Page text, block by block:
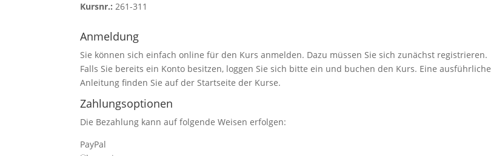
Kursnr.: 261-311
Anmeldung
Sie können sich einfach online für den Kurs anmelden. Dazu müssen Sie sich zunächst registrieren.
Falls Sie bereits ein Konto besitzen, loggen Sie sich bitte ein und buchen den Kurs. Eine ausführliche
Anleitung finden Sie auf der Startseite der Kurse.
Zahlungsoptionen
Die Bezahlung kann auf folgende Weisen erfolgen:
PayPal